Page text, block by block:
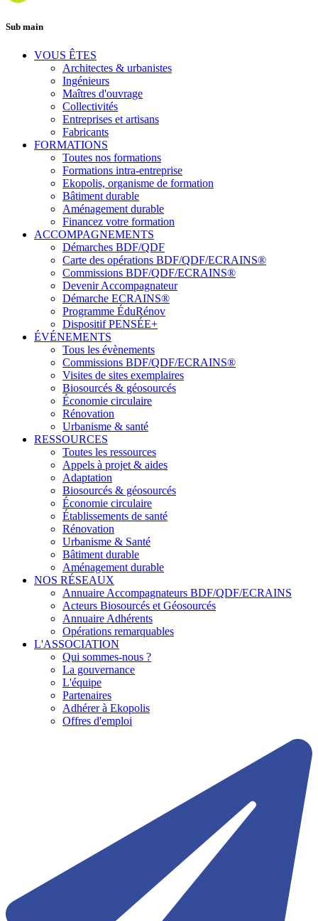
Sub main
VOUS ÊTES
Architectes & urbanistes
Ingénieurs
Maîtres d'ouvrage
Collectivités
Entreprises et artisans
Fabricants
FORMATIONS
Toutes nos formations
Formations intra-entreprise
Ekopolis, organisme de formation
Bâtiment durable
Aménagement durable
Financez votre formation
ACCOMPAGNEMENTS
Démarches BDF/QDF
Carte des opérations BDF/QDF/ECRAINS®
Commissions BDF/QDF/ECRAINS®
Devenir Accompagnateur
Démarche ECRAINS®
Programme ÉduRénov
Dispositif PENSÉE+
ÉVÉNEMENTS
Tous les évènements
Commissions BDF/QDF/ECRAINS®
Visites de sites exemplaires
Biosourcés & géosourcés
Économie circulaire
Rénovation
Urbanisme & santé
RESSOURCES
Toutes les ressources
Appels à projet & aides
Adaptation
Biosourcés & géosourcés
Économie circulaire
Établissements de santé
Rénovation
Urbanisme & Santé
Bâtiment durable
Aménagement durable
NOS RÉSEAUX
Annuaire Accompagnateurs BDF/QDF/ECRAINS
Acteurs Biosourcés et Géosourcés
Annuaire Adhérents
Opérations remarquables
L'ASSOCIATION
Qui sommes-nous ?
La gouvernance
L'équipe
Partenaires
Adhérer à Ekopolis
Offres d'emploi